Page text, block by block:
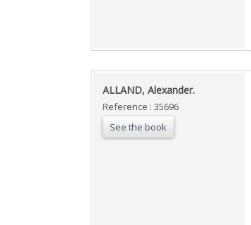
‎ALLAND, Alexander.‎
Reference : 35696
See the book